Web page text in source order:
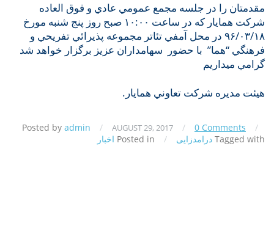
مقدمتان را در جلسه مجمع عمومي عادي و فوق العاده
شركت همايار كه در ساعت ۱۰:۰۰ صبح روز پنج شنبه مورخ
۹۶/۰۳/۱۸ در محل آمفي تئاتر مجموعه پذيرائي تفريحي و
فرهنگي “هما” با حضور سهامداران عزيز برگزار خواهد شد
گرامي ميداريم
هيئت مديره شركت تعاوني همايار.
Posted by admin / AUGUST 29, 2017 / 0 Comments
/
Tagged with درامدزایی /
Posted in اخبار